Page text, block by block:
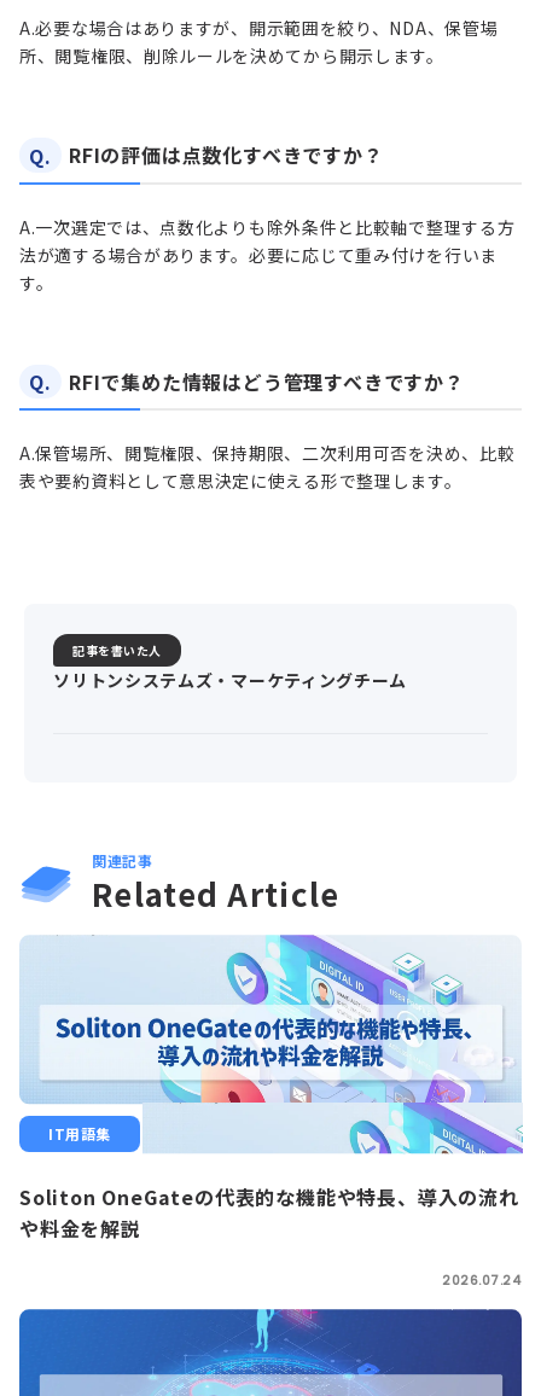
A.必要な場合はありますが、開示範囲を絞り、NDA、保管場
所、閲覧権限、削除ルールを決めてから開示します。
Q. RFIの評価は点数化すべきですか？
A.一次選定では、点数化よりも除外条件と比較軸で整理する方
法が適する場合があります。必要に応じて重み付けを行いま
す。
Q. RFIで集めた情報はどう管理すべきですか？
A.保管場所、閲覧権限、保持期限、二次利用可否を決め、比較
表や要約資料として意思決定に使える形で整理します。
記事を書いた人
ソリトンシステムズ・マーケティングチーム
関連記事
Related Article
IT用語集
Soliton OneGateの代表的な機能や特長、導入の流れ
や料金を解説
2026.07.24